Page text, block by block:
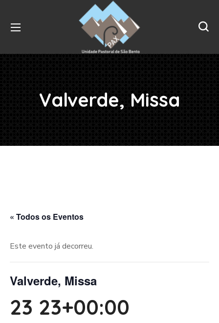
Valverde, Missa
« Todos os Eventos
Este evento já decorreu.
Valverde, Missa
23 23+00:00